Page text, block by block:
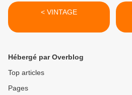
< VINTAGE
Hébergé par Overblog
Top articles
Pages